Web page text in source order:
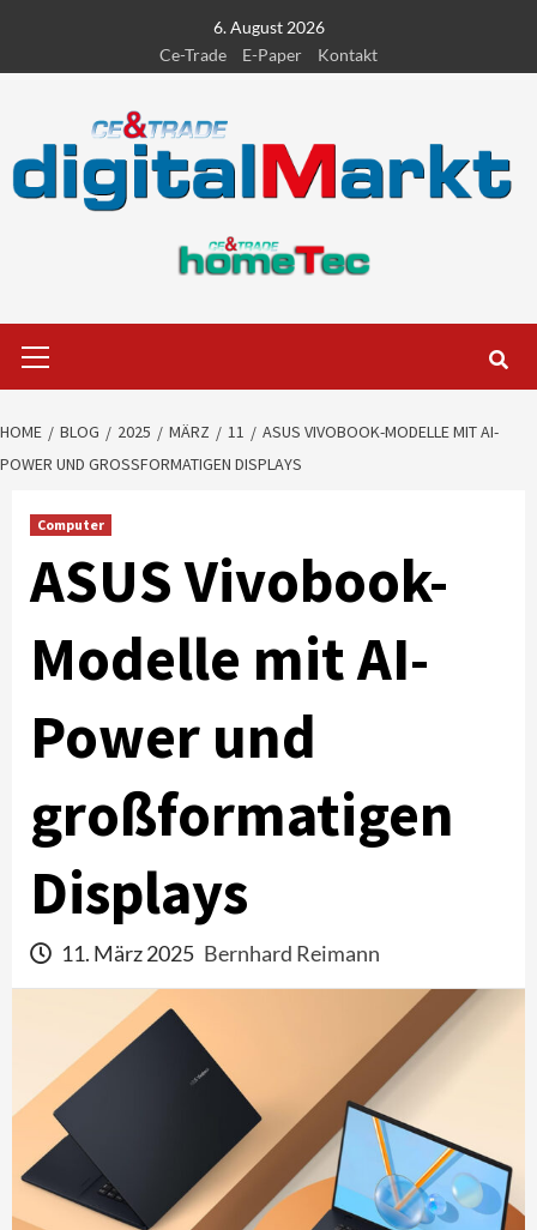
content
6. August 2026
Ce-Trade
E-Paper Kontakt
Menu
HOME BLOG 2025 MÄRZ 11
ASUS VIVOBOOK-MODELLE MIT AI-
POWER UND GROSSFORMATIGEN DISPLAYS
Computer
ASUS Vivobook-
Modelle mit AI-
Power und
großformatigen
Displays
11. März 2025 Bernhard Reimann